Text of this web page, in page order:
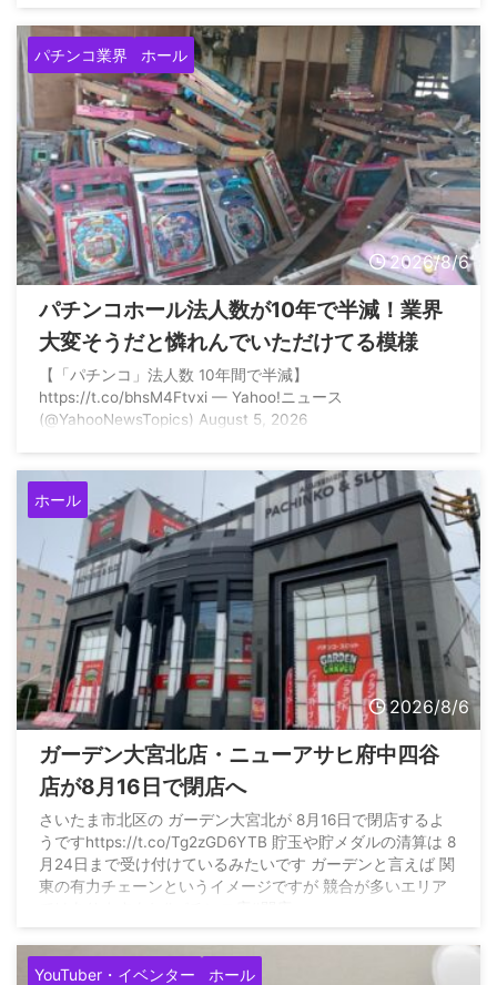
パチンコ業界 ホール
2026/8/6
パチンコホール法人数が10年で半減！業界
大変そうだと憐れんでいただけてる模様
【「パチンコ」法人数 10年間で半減】
https://t.co/bhsM4Ftvxi — Yahoo!ニュース
(@YahooNewsTopics) August 5, 2026
ホール
2026/8/6
ガーデン大宮北店・ニューアサヒ府中四谷
店が8月16日で閉店へ
さいたま市北区の ガーデン大宮北が 8月16日で閉店するよ
うですhttps://t.co/Tg2zGD6YTB 貯玉や貯メダルの清算は 8
月24日まで受け付けているみたいです ガーデンと言えば 関
東の有力チェーンというイメージですが 競合が多いエリア
(@slotmania77777) August 5, 2026
YouTuber・イベンター ホール